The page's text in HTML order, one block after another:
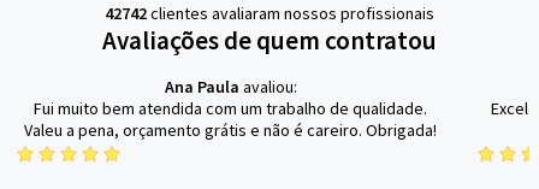
42742clientes avaliaram nossos profissionais
Avaliações de quem contratou
Ana Paula avaliou:
Fui muito bem atendida com um trabalho de qualidade.
Valeu a pena, orçamento grátis e não é careiro. Obrigada!